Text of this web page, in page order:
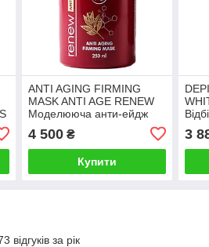
ANTI AGING FIRMING
MASK ANTI AGE RENEW
Моделююча анти-ейдж
4 500₴
Купити
3
відгуків за рік